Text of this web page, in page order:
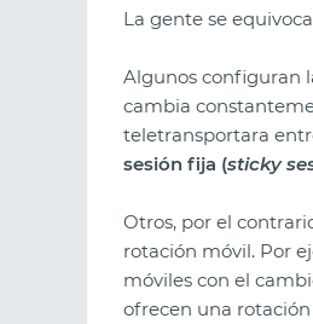
La gente se
Algunos configuran
cambia
teletransportara
sesión fija (sticky
Otros, por el
rotación móvil. Por
móviles con el
ofrecen una